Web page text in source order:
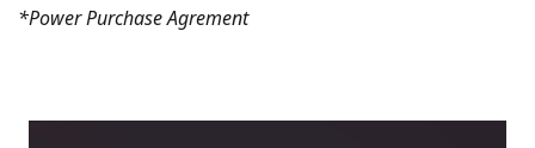
*Power Purchase Agrement